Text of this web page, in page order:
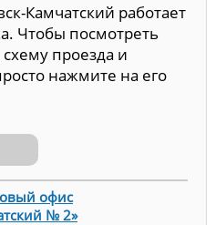
Камчатский работает
Чтобы посмотреть
проезда и
нажмите на его
офис
№ 2»